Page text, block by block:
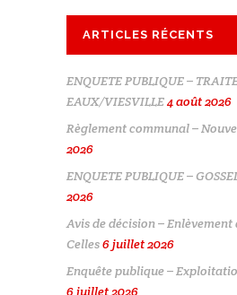
ARTICLES RÉCENTS
ENQUETE PUBLIQUE –
EAUX/VIESVILLE4 août 2026
Règlement communal –
2026
ENQUETE PUBLIQUE –
2026
Avis de décision – Enlèvement
Celles6 juillet 2026
Enquête publique –
6 juillet 2026